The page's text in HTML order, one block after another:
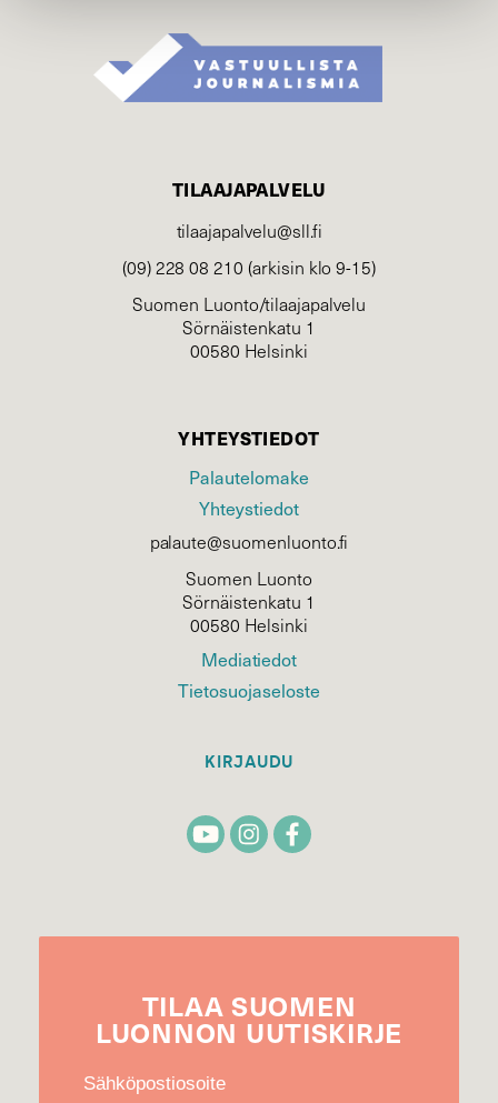
TILAAJAPALVELU
tilaajapalvelu@sll.fi
(09) 228 08 210 (arkisin klo 9-15)
Suomen Luonto/tilaajapalvelu
Sörnäistenkatu 1
00580 Helsinki
YHTEYSTIEDOT
Palautelomake
Yhteystiedot
palaute@suomenluonto.fi
Suomen Luonto
Sörnäistenkatu 1
00580 Helsinki
Mediatiedot
Tietosuojaseloste
KIRJAUDU
TILAA SUOMEN
LUONNON UUTIS­KIRJE
Sähköpostiosoite